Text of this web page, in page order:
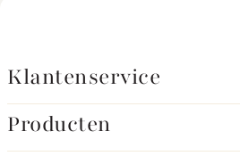
Klantenservice
Producten